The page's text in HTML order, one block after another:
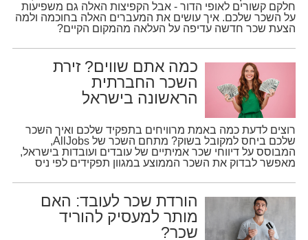
חלקם קשורים לאופי הדור - אבל הקפיצות האלה גם משפיעות
על השכר שלכם. איך עושים את המעברים האלה בחוכמה ולמה
הצעת שכר חדשה עדיפה על העלאה מהמקום הקיים?
כמה אתם שווים? זירת
השכר החברתית
הראשונה בישראל
רוצים לדעת כמה באמת מרוויחים בתפקיד שלכם ואיך השכר
שלכם ביחס למקובל בשוק? מתחם השכר של AllJobs,
המבוסס על דיווחי שכר אמיתיים של עובדים ועובדות בישראל,
מאפשר לבדוק את השכר הממוצע במגוון תפקידים לפי ניס
הורדת שכר לעובד: האם
מותר למעסיק להוריד
שכר?